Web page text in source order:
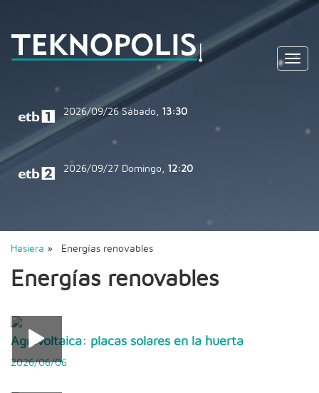
2026/09/26Sábado, 13:30
2026/09/27 Domingo, 12:20
Hasiera » Energías renovables
Energías renovables
Agrovoltaica: placas solares en la huerta
2026/06/06